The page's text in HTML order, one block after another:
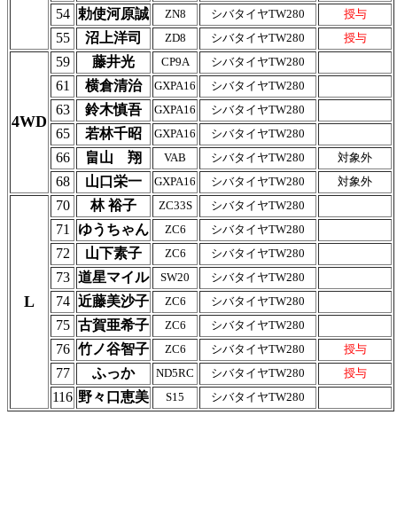
54 勅使河原誠 ZN8 シバタイヤTW280 授与
55 沼上洋司 ZD8 シバタイヤTW280 授与
4WD
59 藤井光 CP9A シバタイヤTW280
61 横倉清治 GXPA16 シバタイヤTW280
63 鈴木慎吾 GXPA16 シバタイヤTW280
65 若林千昭 GXPA16 シバタイヤTW280
66 畠山 翔 VAB シバタイヤTW280 対象外
68 山口栄一 GXPA16 シバタイヤTW280 対象外
L
70 林 裕子 ZC33S シバタイヤTW280
71 ゆうちゃん ZC6 シバタイヤTW280
72 山下素子 ZC6 シバタイヤTW280
73 道星マイル SW20 シバタイヤTW280
74 近藤美沙子 ZC6 シバタイヤTW280
75 古賀亜希子 ZC6 シバタイヤTW280
76 竹ノ谷智子 ZC6 シバタイヤTW280 授与
77 ふっか ND5RC シバタイヤTW280 授与
116 野々口恵美 S15 シバタイヤTW280